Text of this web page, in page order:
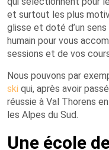
et surtout les plus
glisse et doté d’un
humain pour vous
sessions et de vos
Nous pouvons par
ski qui, après avoir
réussie à Val Thorens
les Alpes du Sud.
Une école